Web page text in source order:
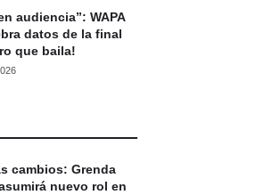
audiencia”: WAPA
datos de la final
que baila!
cambios: Grenda
nuevo rol en